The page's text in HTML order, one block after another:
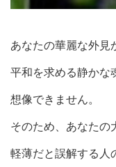
あなたの華麗な外見
平和を求める静かな
想像できません。
そのため、あなたの
軽薄だと誤解する人